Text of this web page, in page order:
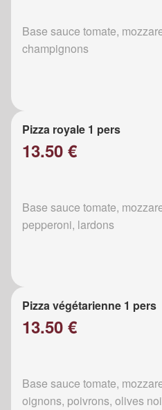
Base sauce tomate,
champignons
Pizza royale 1 pers
13.50 €
Base sauce tomate,
pepperoni, lardons
Pizza végétarienne 1 pers
13.50 €
Base sauce tomate,
oignons, poivrons, olives